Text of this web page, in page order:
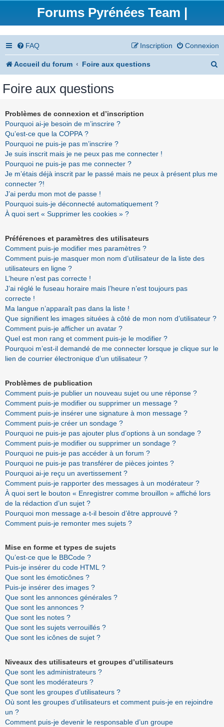
Forums Pyrénées Team |
FAQ Connexion
Inscription
Accueil du forum Foire aux questions
Foire aux questions
Problèmes de connexion et d’inscription
Pourquoi ai-je besoin de m’inscrire ?
Qu’est-ce que la COPPA ?
Pourquoi ne puis-je pas m’inscrire ?
Je suis inscrit mais je ne peux pas me connecter !
Pourquoi ne puis-je pas me connecter ?
Je m’étais déjà inscrit par le passé mais ne peux à présent plus me
connecter ?!
J’ai perdu mon mot de passe !
Pourquoi suis-je déconnecté automatiquement ?
À quoi sert « Supprimer les cookies » ?
Préférences et paramètres des utilisateurs
Comment puis-je modifier mes paramètres ?
Comment puis-je masquer mon nom d’utilisateur de la liste des
utilisateurs en ligne ?
L’heure n’est pas correcte !
J’ai réglé le fuseau horaire mais l’heure n’est toujours pas
correcte !
Ma langue n’apparaît pas dans la liste !
Que signifient les images situées à côté de mon nom d’utilisateur ?
Comment puis-je afficher un avatar ?
Quel est mon rang et comment puis-je le modifier ?
Pourquoi m’est-il demandé de me connecter lorsque je clique sur le
lien de courrier électronique d’un utilisateur ?
Problèmes de publication
Comment puis-je publier un nouveau sujet ou une réponse ?
Comment puis-je modifier ou supprimer un message ?
Comment puis-je insérer une signature à mon message ?
Comment puis-je créer un sondage ?
Pourquoi ne puis-je pas ajouter plus d’options à un sondage ?
Comment puis-je modifier ou supprimer un sondage ?
Pourquoi ne puis-je pas accéder à un forum ?
Pourquoi ne puis-je pas transférer de pièces jointes ?
Pourquoi ai-je reçu un avertissement ?
Comment puis-je rapporter des messages à un modérateur ?
À quoi sert le bouton « Enregistrer comme brouillon » affiché lors
de la rédaction d’un sujet ?
Pourquoi mon message a-t-il besoin d’être approuvé ?
Comment puis-je remonter mes sujets ?
Mise en forme et types de sujets
Qu’est-ce que le BBCode ?
Puis-je insérer du code HTML ?
Que sont les émoticônes ?
Puis-je insérer des images ?
Que sont les annonces générales ?
Que sont les annonces ?
Que sont les notes ?
Que sont les sujets verrouillés ?
Que sont les icônes de sujet ?
Niveaux des utilisateurs et groupes d’utilisateurs
Que sont les administrateurs ?
Que sont les modérateurs ?
Que sont les groupes d’utilisateurs ?
Où sont les groupes d’utilisateurs et comment puis-je en rejoindre
un ?
Comment puis-je devenir le responsable d’un groupe